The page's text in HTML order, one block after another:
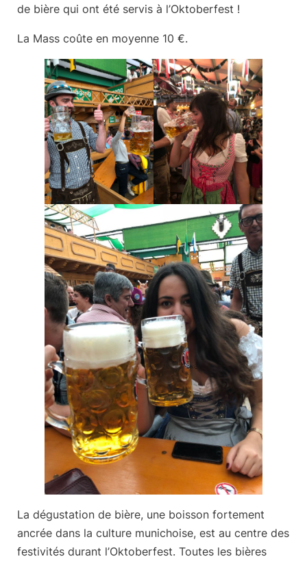
de bière qui ont été servis à l’Oktoberfest !
La Mass coûte en moyenne 10 €.
La dégustation de bière, une boisson fortement
ancrée dans la culture munichoise, est au centre des
festivités durant l’Oktoberfest. Toutes les bières